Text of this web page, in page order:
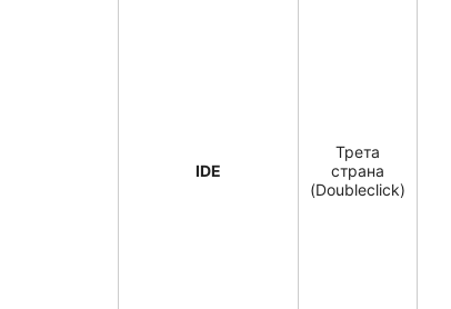
IDE
Трета
страна
(Doubleclick)